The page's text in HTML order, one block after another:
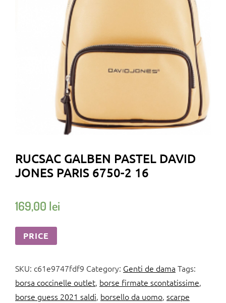
RUCSAC GALBEN PASTEL DAVID
JONES PARIS 6750-2 16
169,00 lei
PRICE
SKU: c61e9747fdf9 Category: Genti de dama Tags:
borsa coccinelle outlet, borse firmate scontatissime,
borse guess 2021 saldi, borsello da uomo, scarpe